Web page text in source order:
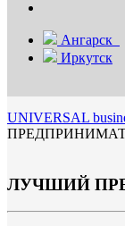
Ангарск
Иркутск
UNIVERSAL
ЛУЧШИЙ